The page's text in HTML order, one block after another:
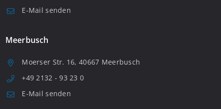
E-Mail senden
Meerbusch
Moerser Str. 16, 40667 Meerbusch
+49 2132 - 93 23 0
E-Mail senden